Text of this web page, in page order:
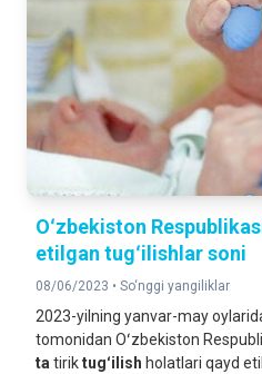
Oʻzbekiston
etilgan tugʻilishlar soni
08/06/2023 • So‘nggi yangiliklar
2023-yilning yanvar-may
tomonidan Oʻzbekiston
ta tiriktugʻilish holatlari qayd